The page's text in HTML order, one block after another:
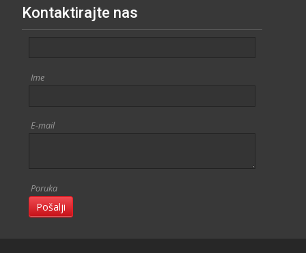
Kontaktirajte nas
Ime
E-mail
Poruka
Pošalji